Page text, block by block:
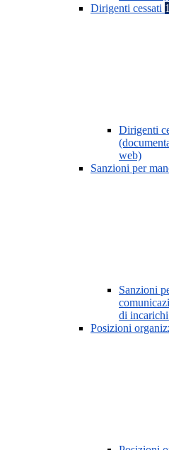
Dirigenti cessati 1
Dirigenti
web)
Sanzioni per
Sanzioni
di
Posizioni